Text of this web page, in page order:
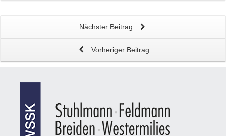
Nächster Beitrag
Vorheriger Beitrag